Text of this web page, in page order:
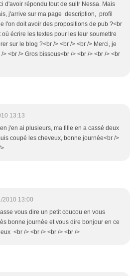
d'avoir répondu tout de suitr Nessa. Mais
j'arrive sur ma page description, profil
l'on doit avoir des propositions de pub ?<br
où écrire les textes pour les leur soumettre
sur le blog ?<br /> <br /> <br /> Merci, je
> <br /> Gros bissous<br /> <br /> <br /> <br
13:13
j'en ai plusieurs, ma fille en a cassé deux
coupé les cheveux, bonne journée<br />
2010 13:00
vous dire un petit coucou en vous
bonne journée et vous dire bonjour en ce
<br /> <br /> <br /> <br />